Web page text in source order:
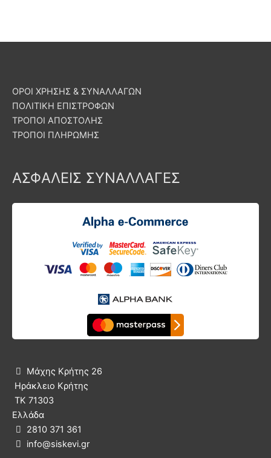
ΟΡΟΙ ΧΡΗΣΗΣ & ΣΥΝΑΛΛΑΓΩΝ
ΠΟΛΙΤΙΚΗ ΕΠΙΣΤΡΟΦΩΝ
ΤΡΟΠΟΙ ΑΠΟΣΤΟΛΗΣ
ΤΡΟΠΟΙ ΠΛΗΡΩΜΗΣ
ΑΣΦΑΛΕΙΣ ΣΥΝΑΛΛΑΓΕΣ

Μάχης Κρήτης 26
Ηράκλειο Κρήτης
ΤΚ 71303
Ελλάδα
 2810 371 361
 info@siskevi.gr